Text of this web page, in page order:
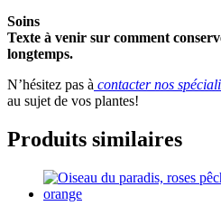
Soins
Texte à venir sur comment
longtemps.
N’hésitez pas à contacter nos
au sujet de vos plantes!
Produits similaires